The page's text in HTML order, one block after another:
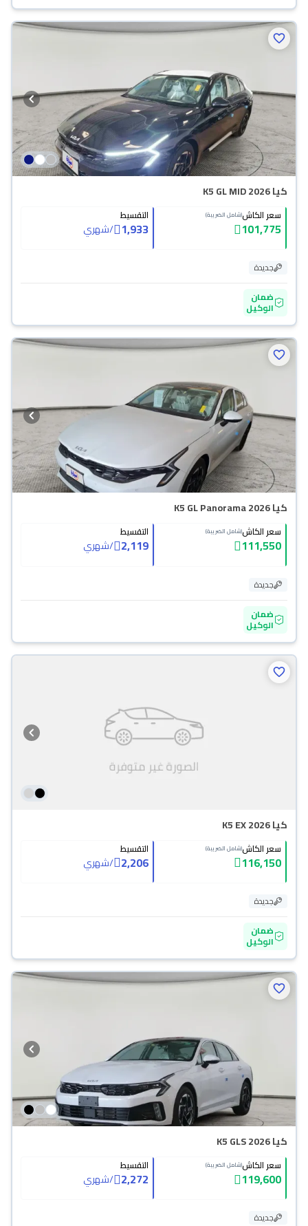
كيا K5 GL MID 2026
سعر الكاش(شامل الضريبة)
101,775
التقسيط
1,933
/شهري
جديدة
ضمان
الوكيل
كيا K5 GL Panorama 2026
سعر الكاش(شامل الضريبة)
111,550
التقسيط
2,119
/شهري
جديدة
ضمان
الوكيل
كيا K5 EX 2026
سعر الكاش(شامل الضريبة)
116,150
التقسيط
2,206
/شهري
جديدة
ضمان
الوكيل
كيا K5 GLS 2026
سعر الكاش(شامل الضريبة)
119,600
التقسيط
2,272
/شهري
جديدة